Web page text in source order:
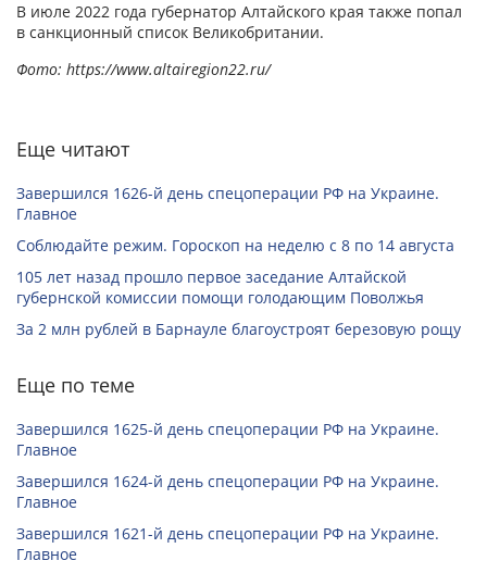
В июле 2022 года губернатор Алтайского края также попал
в санкционный список Великобритании.
Фото: https://www.altairegion22.ru/
Еще читают
Завершился 1626-й день спецоперации РФ на Украине.
Главное
Соблюдайте режим. Гороскоп на неделю с 8 по 14 августа
105 лет назад прошло первое заседание Алтайской
губернской комиссии помощи голодающим Поволжья
За 2 млн рублей в Барнауле благоустроят березовую рощу
Еще по теме
Завершился 1625-й день спецоперации РФ на Украине.
Главное
Завершился 1624-й день спецоперации РФ на Украине.
Главное
Завершился 1621-й день спецоперации РФ на Украине.
Главное